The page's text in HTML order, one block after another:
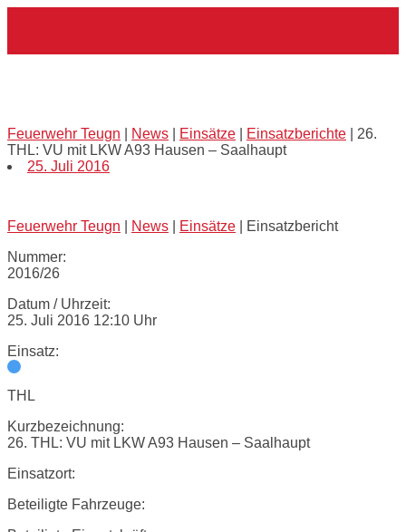
Feuerwehr Teugn News Einsätze Einsatzberichte
26.
THL: VU mit LKW A93 Hausen – Saalhaupt
25. Juli 2016
Feuerwehr Teugn News Einsätze
Einsatzbericht
Nummer:
2016/26
Datum / Uhrzeit:
25. Juli 2016 12:10 Uhr
Einsatz:
THL
Kurzbezeichnung:
26. THL: VU mit LKW A93 Hausen – Saalhaupt
Einsatzort:
Beteiligte Fahrzeuge: